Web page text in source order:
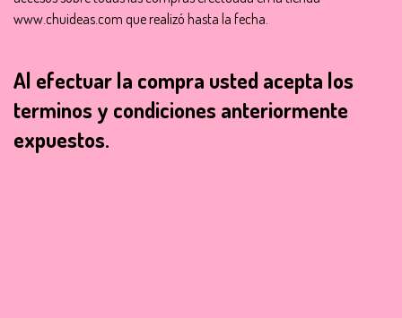
www.chuideas.com que realizó hasta la fecha.
Al efectuar la compra usted acepta los
terminos y condiciones anteriormente
expuestos.